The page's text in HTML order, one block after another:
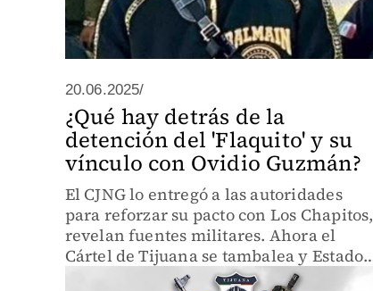
20.06.2025/
¿Qué hay detrás de la
detención del 'Flaquito' y su
vínculo con Ovidio Guzmán?
El CJNG lo entregó a las autoridades
para reforzar su pacto con Los Chapitos,
revelan fuentes militares. Ahora el
Cártel de Tijuana se tambalea y Estados
Unidos prende focos de alerta.